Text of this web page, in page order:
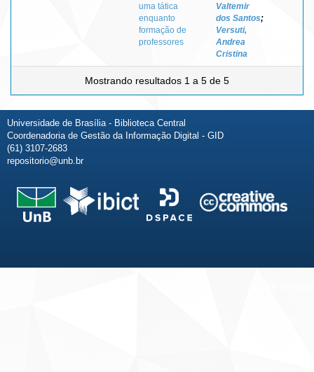
uma tática
enquanto
formação de
professores
Valtemir
dos Santos;
Versuti,
Andrea
Cristina
Mostrando resultados 1 a 5 de 5
Universidade de Brasília - Biblioteca Central
Coordenadoria de Gestão da Informação Digital - GID
(61) 3107-2683
repositorio@unb.br